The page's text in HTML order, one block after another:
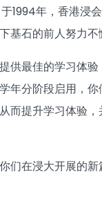
1994年，香港浸
基石的前人努力不
供最佳的学习体
年分阶段启用，
而提升学习体验
们在浸大开展的